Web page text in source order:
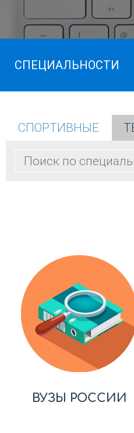
СПЕЦИАЛЬНОСТИ
СПОРТИВНЫЕ
ВУЗЫ РОССИИ